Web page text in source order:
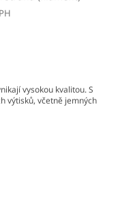
vysokou kvalitou. S
výtisků, včetně jemných